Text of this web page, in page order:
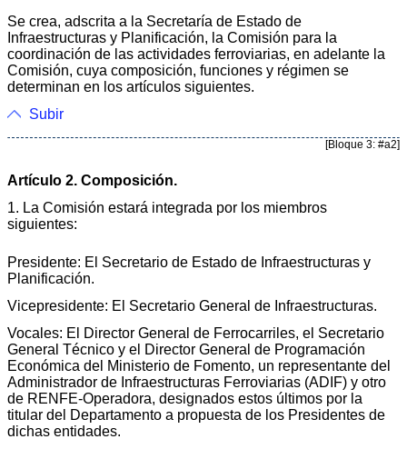
Se crea, adscrita a la Secretaría de Estado de
Infraestructuras y Planificación, la Comisión para la
coordinación de las actividades ferroviarias, en adelante la
Comisión, cuya composición, funciones y régimen se
determinan en los artículos siguientes.
Subir
[Bloque 3: #a2]
Artículo 2. Composición.
1. La Comisión estará integrada por los miembros
siguientes:
Presidente: El Secretario de Estado de Infraestructuras y
Planificación.
Vicepresidente: El Secretario General de Infraestructuras.
Vocales: El Director General de Ferrocarriles, el Secretario
General Técnico y el Director General de Programación
Económica del Ministerio de Fomento, un representante del
Administrador de Infraestructuras Ferroviarias (ADIF) y otro
de RENFE-Operadora, designados estos últimos por la
titular del Departamento a propuesta de los Presidentes de
dichas entidades.